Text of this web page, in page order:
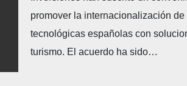
promover la internacionalización
tecnológicas españolas con
turismo. El acuerdo ha sido…